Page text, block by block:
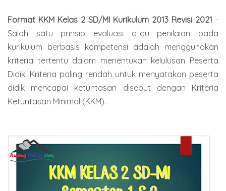
Format KKM Kelas 2 SD/MI Kurikulum 2013 Revisi 2021 -
Salah satu prinsip evaluasi atau penilaian pada
kurikulum berbasis kompetensi adalah menggunakan
kriteria tertentu dalam menentukan kelulusan Peserta
Didik. Kriteria paling rendah untuk menyatakan peserta
didik mencapai ketuntasan disebut dengan Kriteria
Ketuntasan Minimal (KKM).